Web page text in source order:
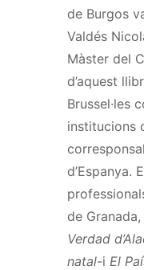
de Burgos
Valdés
Màster del
d’aquest
Brussel·les
institucions
d’Espanya.
de Granada,
Verdad
natal-i El